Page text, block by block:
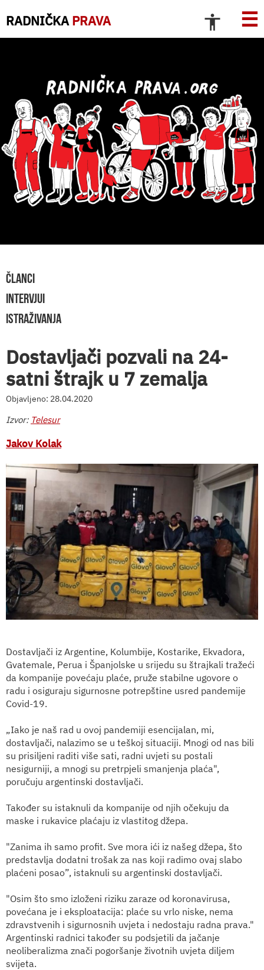
RADNIČKA PRAVA ☰
ČLANCI
INTERVJUI
ISTRAŽIVANJA
Dostavljači pozvali na 24-
satni štrajk u 7 zemalja
Objavljeno: 28.04.2020
Izvor: Telesur
Jakov Kolak
Dostavljači iz Argentine, Kolumbije, Kostarike, Ekvadora,
Gvatemale, Perua i Španjolske u srijedu su štrajkali tražeći
da kompanije povećaju plaće, pruže stabilne ugovore o
radu i osiguraju sigurnosne potrepštine usred pandemije
Covid-19.
„Iako je naš rad u ovoj pandemiji esencijalan, mi,
dostavljači, nalazimo se u teškoj situaciji. Mnogi od nas bili
su prisiljeni raditi više sati, radni uvjeti su postali
nesigurniji, a mnogi su pretrpjeli smanjenja plaća",
poručuju argentinski dostavljači.
Također su istaknuli da kompanije od njih očekuju da
maske i rukavice plaćaju iz vlastitog džepa.
"Zanima ih samo profit. Sve mora ići iz našeg džepa, što
predstavlja dodatni trošak za nas koji radimo ovaj slabo
plaćeni posao”, istaknuli su argentinski dostavljači.
"Osim što smo izloženi riziku zaraze od koronavirusa,
povećana je i eksploatacija: plaće su vrlo niske, nema
zdravstvenih i sigurnosnih uvjeta i nedostaju radna prava."
Argentinski radnici također su podsjetili da jačanje
neoliberalizma znači pogoršanje životnih uvjeta diljem
svijeta.